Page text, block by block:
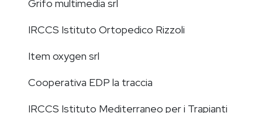
Grifo multimedia srl
IRCCS Istituto Ortopedico Rizzoli
Item oxygen srl
Cooperativa EDP la traccia
IRCCS Istituto Mediterraneo per i Trapianti